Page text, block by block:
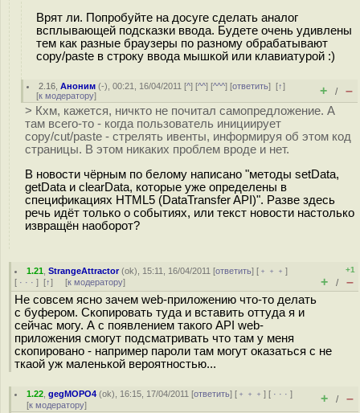
Врят ли. Попробуйте на досуге сделать аналог
всплывающей подсказки ввода. Будете очень удивлены
тем как разные браузеры по разному обрабатывают
copy/paste в строку ввода мышкой или клавиатурой :)
2.16 ,Аноним (-), 00:21, 16/04/2011 [^] [^^] [^^^] [ответить][↑]
[к модератору] + / –
> Кхм, кажется, ничкто не почитал самопредложение. А
там всего-то - когда пользователь инициирует
copy/cut/paste - стрелять ивенты, информируя об этом код
страницы. В этом никаких проблем вроде и нет.
В новости чёрным по белому написано "методы setData,
getData и clearData, которые уже определены в
спецификациях HTML5 (DataTransfer API)". Разве здесь
речь идёт только о событиях, или текст новости настолько
извращён наоборот?
1.21 ,StrangeAttractor(ok), 15:11, 16/04/2011 [ответить] [ ﹢﹢﹢]
[ · · · ] [↑] [к модератору]
+1
+ / –
Не совсем ясно зачем web-приложению что-то делать
с буфером. Скопировать туда и вставить оттуда я и
сейчас могу. А с появлением такого API web-
приложения смогут подсматривать что там у меня
скопировано - например пароли там могут оказаться с не
ткаой уж маленькой вероятностью...
1.22 ,gegMOPO4 (ok), 16:15, 17/04/2011 [ответить] [ ﹢﹢﹢] [ · · ·]
[к модератору] + / –